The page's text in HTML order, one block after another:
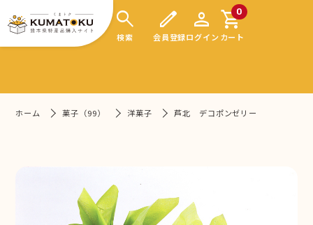
search
検索
edit
会員登録
person
ログイン
0
shopping_cart
カート
ホーム 菓子（99） 洋菓子 芦北 デコポンゼリー